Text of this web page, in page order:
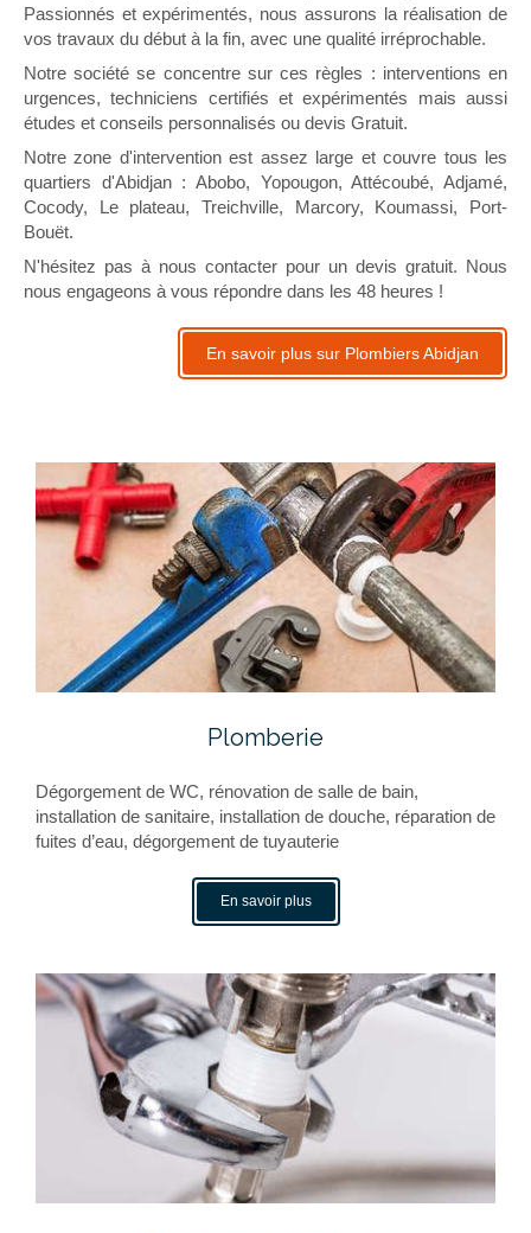
Passionnés et expérimentés, nous assurons la réalisation de
vos travaux du début à la fin, avec une qualité irréprochable.
Notre société se concentre sur ces règles : interventions en
urgences, techniciens certifiés et expérimentés mais aussi
études et conseils personnalisés ou devis Gratuit.
Notre zone d'intervention est assez large et couvre tous les
quartiers d'Abidjan : Abobo, Yopougon, Attécoubé, Adjamé,
Cocody, Le plateau, Treichville, Marcory, Koumassi, Port-
Bouët.
N'hésitez pas à nous contacter pour un devis gratuit. Nous
nous engageons à vous répondre dans les 48 heures !
En savoir plus sur Plombiers Abidjan
Plomberie
Dégorgement de WC, rénovation de salle de bain,
installation de sanitaire, installation de douche, réparation de
fuites d’eau, dégorgement de tuyauterie
En savoir plus